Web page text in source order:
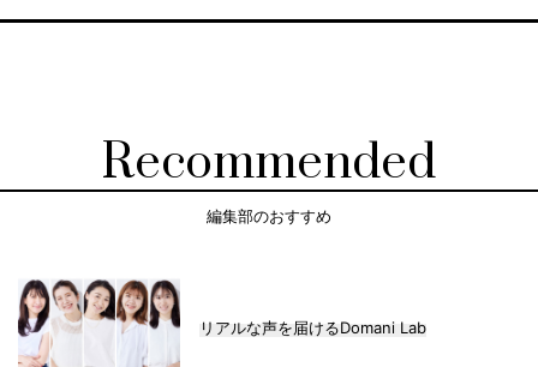
Recommended
編集部のおすすめ
リアルな声を届けるDomani Lab